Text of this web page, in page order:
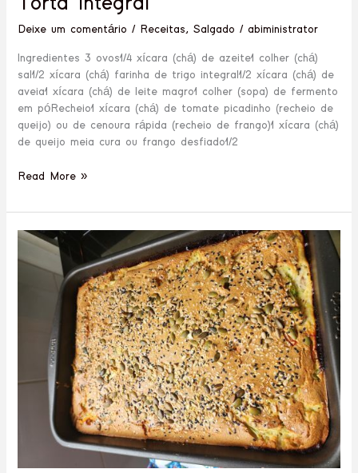
Deixe um comentário / Receitas,Salgado /abiministrator
Ingredientes 3 ovos1/4 xícara (chá) de azeite1 colher (chá)
sal1/2 xícara (chá) farinha de trigo integral1/2 xícara (chá) de
aveia1 xícara (chá) de leite magro1 colher (sopa) de fermento
em póRecheio1 xícara (chá) de tomate picadinho (recheio de
queijo) ou de cenoura rápida (recheio de frango)1 xícara (chá)
de queijo meia cura ou frango desfiado1/2
Read More »
Torta
proteica